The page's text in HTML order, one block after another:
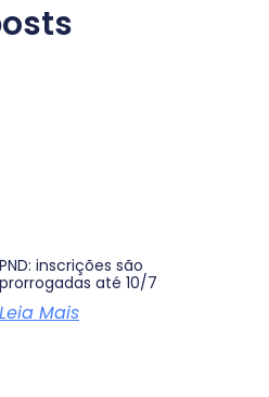
PND: inscrições são
prorrogadas até 10/7
Leia Mais